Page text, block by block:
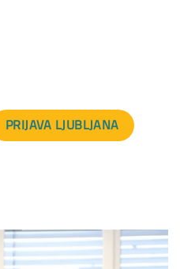
PRIJAVA LJUBLJANA